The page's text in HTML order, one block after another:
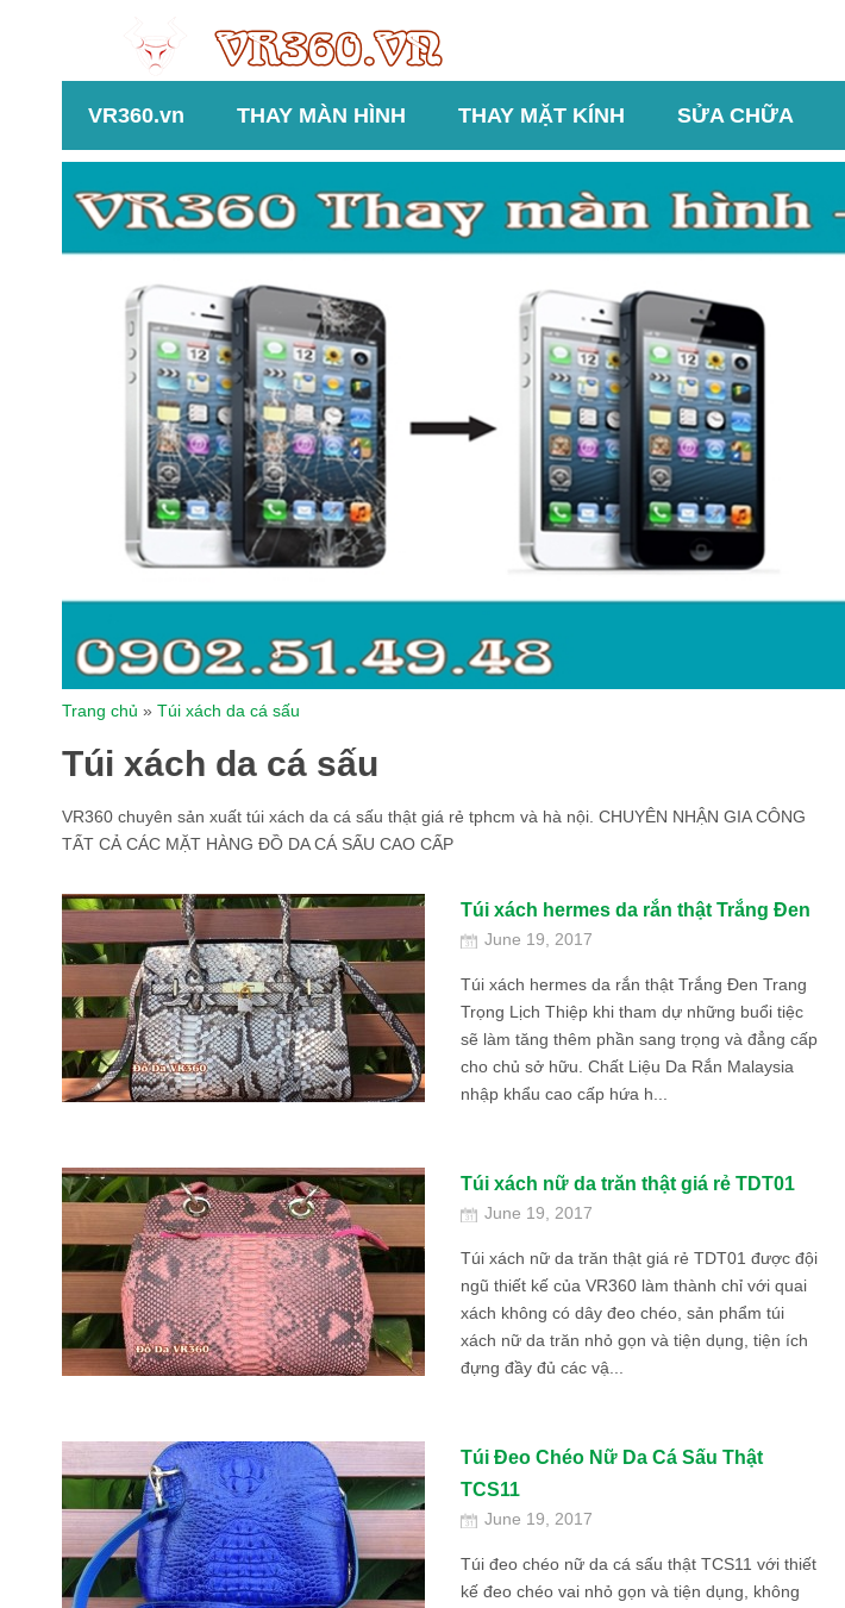
VR360.vn THAY MÀN HÌNH THAY MẶT KÍNH SỬA CHỮA
Trang chủ » Túi xách da cá sấu
Túi xách da cá sấu
VR360 chuyên sản xuất túi xách da cá sấu thật giá rẻ tphcm và hà nội. CHUYÊN NHẬN GIA CÔNG
TẤT CẢ CÁC MẶT HÀNG ĐỒ DA CÁ SẤU CAO CẤP
Túi xách hermes da rắn thật Trắng Đen
June 19, 2017
Túi xách hermes da rắn thật Trắng Đen Trang
Trọng Lịch Thiệp khi tham dự những buổi tiệc
sẽ làm tăng thêm phần sang trọng và đẳng cấp
cho chủ sở hữu. Chất Liệu Da Rắn Malaysia
nhập khẩu cao cấp hứa h...
Túi xách nữ da trăn thật giá rẻ TDT01
June 19, 2017
Túi xách nữ da trăn thật giá rẻ TDT01 được đội
ngũ thiết kế của VR360 làm thành chỉ với quai
xách không có dây đeo chéo, sản phẩm túi
xách nữ da trăn nhỏ gọn và tiện dụng, tiện ích
đựng đầy đủ các vậ...
Túi Đeo Chéo Nữ Da Cá Sấu Thật
TCS11
June 19, 2017
Túi đeo chéo nữ da cá sấu thật TCS11 với thiết
kế đeo chéo vai nhỏ gọn và tiện dụng, không